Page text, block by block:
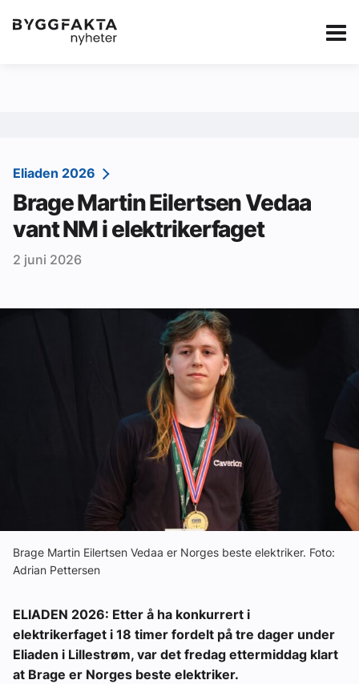
Kategorier Jobbmarkedet Annonsere i
Redaksjonen
Om Byggfakta
Annonsere
Abonnere
Bransjekommentar
Nyheter
Aktuelle prosjekter
Eliaden 2026
Brage Martin Eilertsen Vedaa
vant NM i elektrikerfaget
2 juni 2026
Brage Martin Eilertsen Vedaa er Norges beste elektriker. Foto:
Adrian Pettersen
ELIADEN 2026: Etter å ha konkurrert i
elektrikerfaget i 18 timer fordelt på tre dager under
Eliaden i Lillestrøm, var det fredag ettermiddag klart
at Brage er Norges beste elektriker.